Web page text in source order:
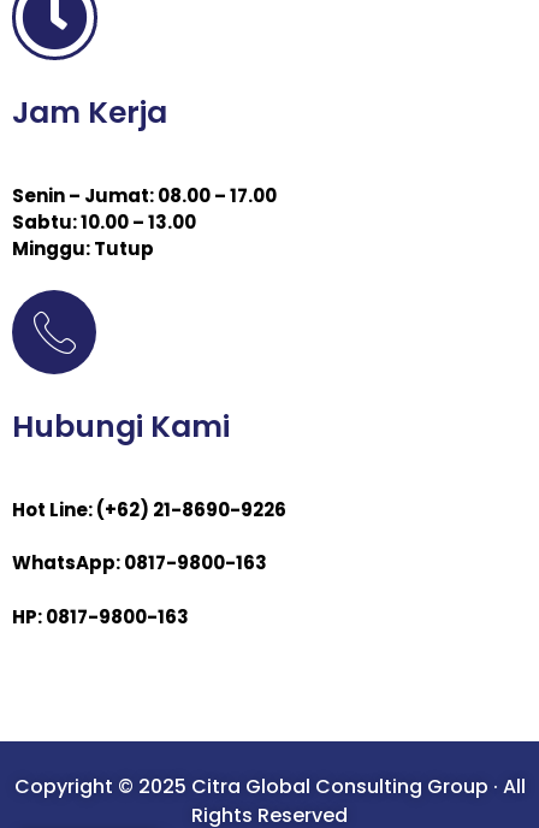
Jam Kerja
Senin – Jumat: 08.00 – 17.00
Sabtu: 10.00 – 13.00
Minggu: Tutup
Hubungi Kami
Hot Line: (+62) 21-8690-9226
WhatsApp: 0817-9800-163
HP: 0817-9800-163
Copyright © 2025 Citra Global Consulting Group · All
Rights Reserved